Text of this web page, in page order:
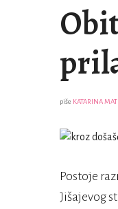
piše KATARINA
Postoje
Jišajevog